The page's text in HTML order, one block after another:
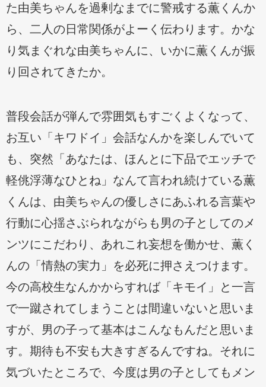
た由美ちゃんを過剰なまでに警戒する薫くんか
ら、二人の日常関係がよーく伝わります。かな
り気まぐれな由美ちゃんに、いかに薫くんが振
り回されてきたか。
普段会話が弾んで雰囲気もすごくよくなって、
お互い「キワドイ」会話なんかを楽しんでいて
も、突然「あなたは、ほんとに下品でエッチで
軽佻浮薄なひとね」なんて言われ続けている薫
くんは、由美ちゃんの優しさにあふれる言葉や
行動に心揺さぶられながらも男の子としてのメ
ンツにこだわり、あれこれ妄想を働かせ、薫く
んの「情熱の実力」を必死に押さえつけます。
今の高校生なんかからすれば「キモイ」と一言
で一蹴されてしまうことは間違いないと思いま
すが、男の子って基本はこんなもんだと思いま
す。期待も不安も大きすぎるんですね。それに
気づいたところで、今度は男の子としてもメン